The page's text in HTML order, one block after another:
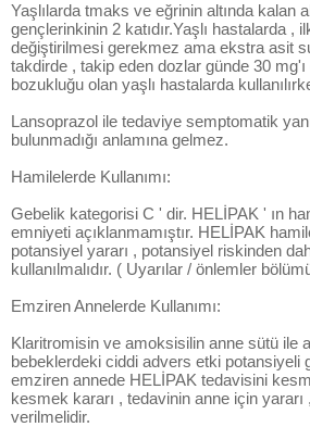
Yaşlılarda tmaks ve eğrinin altında kalan
gençlerinkinin 2 katıdır.Yaşlı hastalarda ,
değiştirilmesi gerekmez ama ekstra asit
takdirde , takip eden dozlar günde 30
bozukluğu olan yaşlı hastalarda
Lansoprazol ile tedaviye semptomatik
bulunmadığı anlamına gelmez.
Hamilelerde Kullanımı:
Gebelik kategorisi C ' dir. HELİPAK ' ın
emniyeti açıklanmamıştır. HELİPAK
potansiyel yararı , potansiyel riskinden
kullanılmalıdır. ( Uyarılar / önlemler
Emziren Annelerde Kullanımı:
Klaritromisin ve amoksisilin anne sütü ile
bebeklerdeki ciddi advers etki potansiyeli
emziren annede HELİPAK tedavisini
kesmek kararı , tedavinin anne için yararı
verilmelidir.